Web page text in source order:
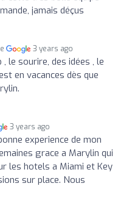
jamais déçus
3 years ago
, le sourire, des idées , le
en vacances dès que
3 years ago
experience de mon
grace a Marylin qui
les hotels a Miami et Key
sur place. Nous